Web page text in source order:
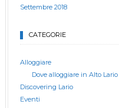
Settembre 2018
CATEGORIE
Alloggiare
Dove alloggiare in Alto Lario
Discovering Lario
Eventi